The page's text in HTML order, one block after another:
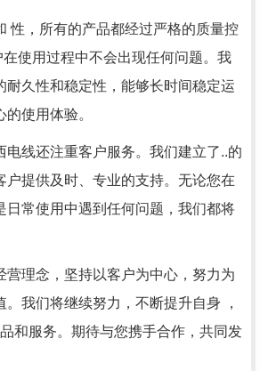
性，所有的产品都经过严格的质量控
使用过程中不会出现任何问题。我
耐久性和稳定性，能够长时间稳定运
使用体验。
电线还注重客户服务。我们建立了..的
户提供及时、专业的支持。无论您在
日常使用中遇到任何问题，我们都将
营理念，坚持以客户为中心，努力为
我们将继续努力，不断提升自身 ，
和服务。期待与您携手合作，共同发